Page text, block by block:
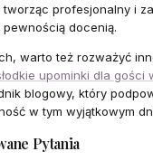
tworząc profesjonalny i
docenią.
warto też rozważyć
upominki dla gości
blogowy, który
w tym wyjątkowym
Pytania